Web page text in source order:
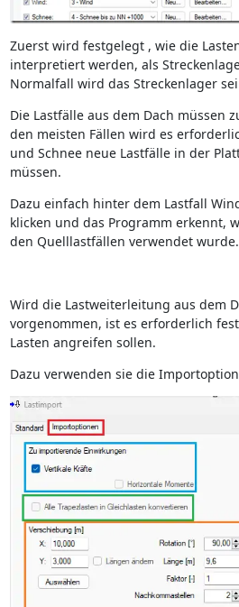
Zuerst wird festgelegt , wie die
interpretiert werden, als
Normalfall wird das Streckenlager
Die Lastfälle aus dem Dach müssen
den meisten Fällen wird es
und Schnee neue Lastfälle in der
müssen.
Dazu einfach hinter dem Lastfall
klicken und das Programm erkennt,
den Quelllastfällen verwendet wurde.
Wird die Lastweiterleitung aus dem
vorgenommen, ist es erforderlich
Lasten angreifen sollen.
Dazu verwenden sie die